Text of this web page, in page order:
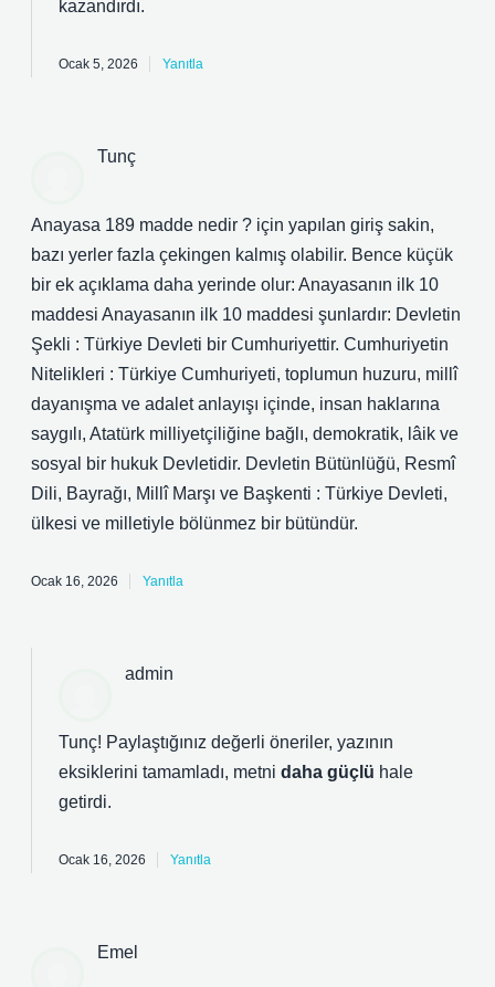
kazandırdı.
Ocak 5, 2026 Yanıtla
Tunç
Anayasa 189 madde nedir ? için yapılan giriş sakin,
bazı yerler fazla çekingen kalmış olabilir. Bence küçük
bir ek açıklama daha yerinde olur: Anayasanın ilk 10
maddesi Anayasanın ilk 10 maddesi şunlardır: Devletin
Şekli : Türkiye Devleti bir Cumhuriyettir. Cumhuriyetin
Nitelikleri : Türkiye Cumhuriyeti, toplumun huzuru, millî
dayanışma ve adalet anlayışı içinde, insan haklarına
saygılı, Atatürk milliyetçiliğine bağlı, demokratik, lâik ve
sosyal bir hukuk Devletidir. Devletin Bütünlüğü, Resmî
Dili, Bayrağı, Millî Marşı ve Başkenti : Türkiye Devleti,
ülkesi ve milletiyle bölünmez bir bütündür.
Ocak 16, 2026 Yanıtla
admin
Tunç! Paylaştığınız değerli öneriler, yazının
eksiklerini tamamladı, metni daha güçlü hale
getirdi.
Ocak 16, 2026 Yanıtla
Emel